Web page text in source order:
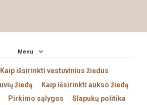
Menu
Kaip išsirinkti vestuvinius žiedus
žiedą
Kaip išsirinkti aukso žiedą
Pirkimo sąlygos Slapukų politika